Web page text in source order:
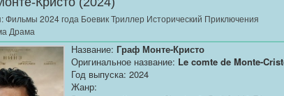
Качество:...
Фильмы 2024 года Боевик Триллер Исторический Приключения
Драма
Название: Граф Монте-Кристо
Оригинальное название: Le comte de Monte-
Год выпуска: 2024
Жанр: